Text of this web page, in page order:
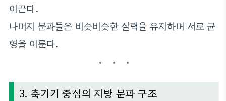
이끈다.
나머지 문파들은 비슷비슷한 실력을 유지하며 서로 균
형을 이룬다.
3. 축기기 중심의 지방 문파 구조